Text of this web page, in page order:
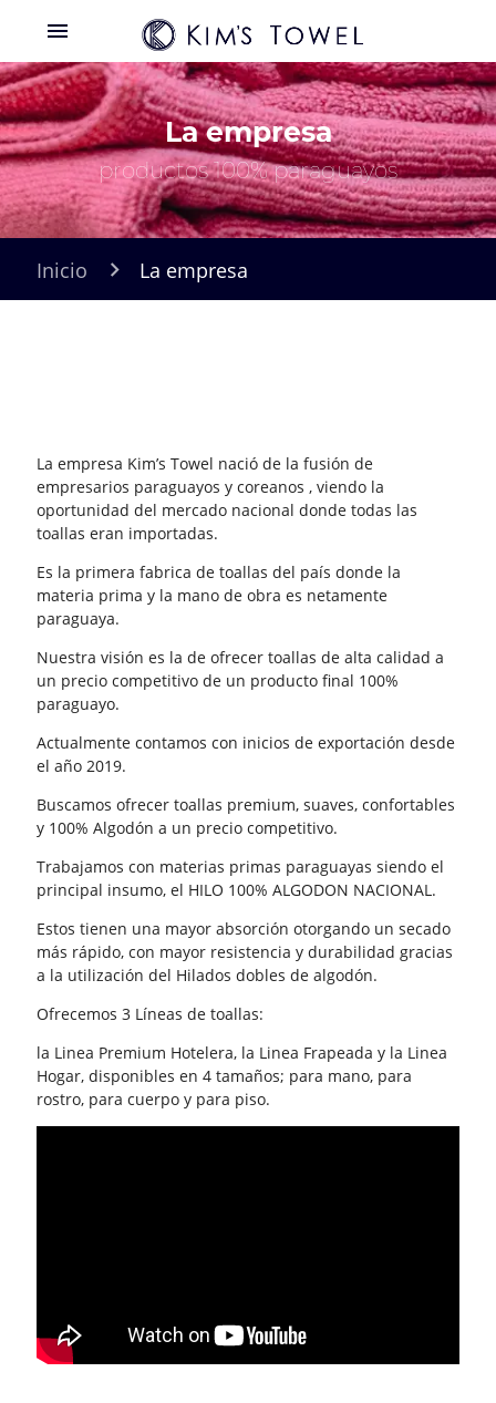
menu
La empresa
productos 100% paraguayos
Inicio La empresa
La empresa Kim’s Towel nació de la fusión de
empresarios paraguayos y coreanos , viendo la
oportunidad del mercado nacional donde todas las
toallas eran importadas.
Es la primera fabrica de toallas del país donde la
materia prima y la mano de obra es netamente
paraguaya.
Nuestra visión es la de ofrecer toallas de alta calidad a
un precio competitivo de un producto final 100%
paraguayo.
Actualmente contamos con inicios de exportación desde
el año 2019.
Buscamos ofrecer toallas premium, suaves, confortables
y 100% Algodón a un precio competitivo.
Trabajamos con materias primas paraguayas siendo el
principal insumo, el HILO 100% ALGODON NACIONAL.
Estos tienen una mayor absorción otorgando un secado
más rápido, con mayor resistencia y durabilidad gracias
a la utilización del Hilados dobles de algodón.
Ofrecemos 3 Líneas de toallas:
la Linea Premium Hotelera, la Linea Frapeada y la Linea
Hogar, disponibles en 4 tamaños; para mano, para
rostro, para cuerpo y para piso.